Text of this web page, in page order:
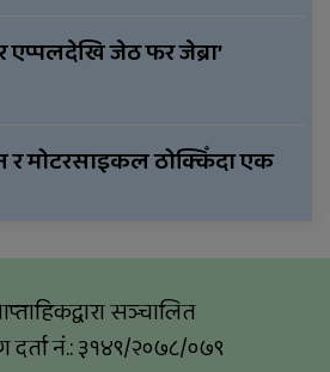
एप्पलदेखि जेठ फर जेब्रा’
र मोटरसाइकल ठोक्किँदा एक
सञ्चालित
दर्ता नं.: ३१४९/२०७८/०७९